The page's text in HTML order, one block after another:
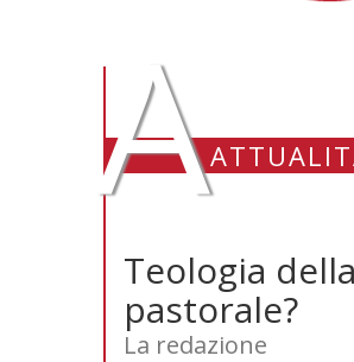
A
Teologia
pastorale?
La redazione